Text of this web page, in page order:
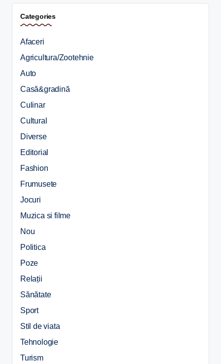
Categories
Afaceri
Agricultura/Zootehnie
Auto
Casă&gradină
Culinar
Cultural
Diverse
Editorial
Fashion
Frumusete
Jocuri
Muzica si filme
Nou
Politica
Poze
Relații
Sănătate
Sport
Stil de viata
Tehnologie
Turism